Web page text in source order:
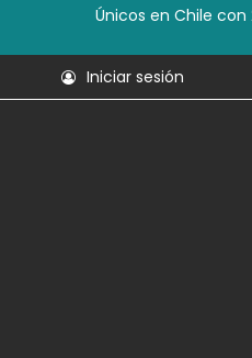
Únicos en Chile
Iniciar sesión